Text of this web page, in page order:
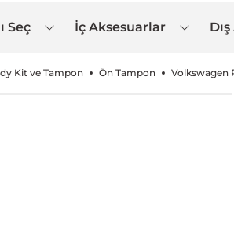
Seç İç Aksesuarlar
Kit ve Tampon Ön Tampon Volkswagen